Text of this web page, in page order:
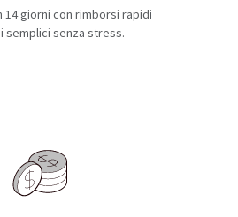
14 giorni con rimborsi rapidi
semplici senza stress.